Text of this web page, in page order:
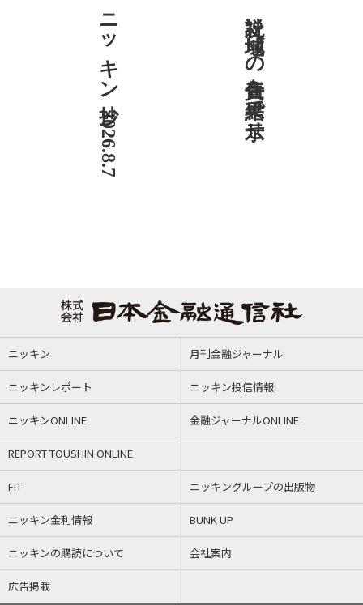
ニッキン抄 2026.8.7 社説 地域への責任を結果で示せ
ニッキン 月刊金融ジャーナル
ニッキンレポート ニッキン投信情報
ニッキンONLINE 金融ジャーナルONLINE
REPORT TOUSHIN ONLINE
FIT ニッキングループの出版物
ニッキン金利情報 BUNK UP
ニッキンの購読について 会社案内
広告掲載